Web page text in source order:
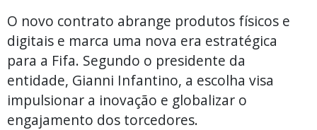
O novo contrato abrange produtos físicos e
digitais e marca uma nova era estratégica
para a Fifa. Segundo o presidente da
entidade, Gianni Infantino, a escolha visa
impulsionar a inovação e globalizar o
engajamento dos torcedores.